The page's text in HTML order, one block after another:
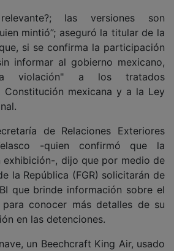
las versiones son
mintió”; aseguró la titular de la
si se confirma la participación
informar al gobierno mexicano,
violación" a los tratados
Constitución mexicana y a la Ley
de Relaciones Exteriores
-quien confirmó que la
exhibición-, dijo que por medio de
la República (FGR) solicitarán de
que brinde información sobre el
conocer más detalles de su
en las detenciones.
un Beechcraft King Air, usado